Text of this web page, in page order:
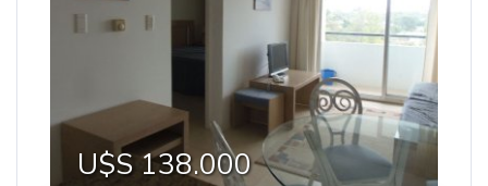
U$S 138.000